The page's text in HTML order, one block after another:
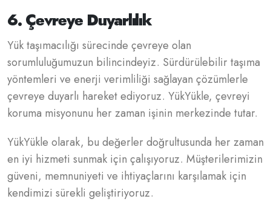
6. Çevreye Duyarlılık
Yük taşımacılığı sürecinde çevreye olan
sorumluluğumuzun bilincindeyiz. Sürdürülebilir taşıma
yöntemleri ve enerji verimliliği sağlayan çözümlerle
çevreye duyarlı hareket ediyoruz. YükYükle, çevreyi
koruma misyonunu her zaman işinin merkezinde tutar.
YükYükle olarak, bu değerler doğrultusunda her zaman
en iyi hizmeti sunmak için çalışıyoruz. Müşterilerimizin
güveni, memnuniyeti ve ihtiyaçlarını karşılamak için
kendimizi sürekli geliştiriyoruz.